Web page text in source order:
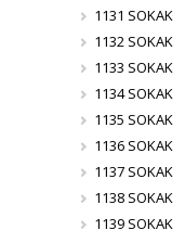
1131 SOKAK
1132 SOKAK
1133 SOKAK
1134 SOKAK
1135 SOKAK
1136 SOKAK
1137 SOKAK
1138 SOKAK
1139 SOKAK